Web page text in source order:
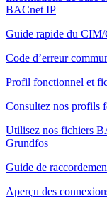
BACnet IP
Guide rapide du
Code d’erreur
Profil fonctionnel et
Consultez nos profils
Utilisez nos fichiers
Grundfos
Guide de
Aperçu des